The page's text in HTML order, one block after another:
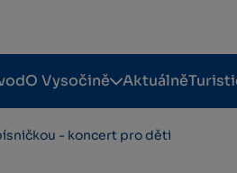
O Vysočině Aktuálně
- koncert pro děti